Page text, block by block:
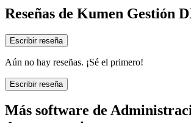
Reseñas de Kumen Gestión
Escribir reseña
Aún no hay reseñas. ¡Sé el primero!
Escribir reseña
Más software de